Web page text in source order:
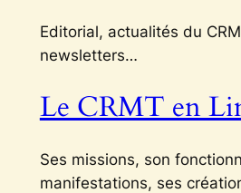
Editorial, actualités du
newsletters…
Le CRMT en
Ses missions, son
manifestations, ses